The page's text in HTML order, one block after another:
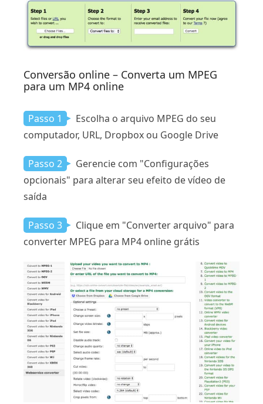
Conversão online – Converta um MPEG
para um MP4 online
Passo 1
Escolha o arquivo MPEG do seu
computador, URL, Dropbox ou Google Drive
Passo 2
Gerencie com "Configurações
opcionais" para alterar seu efeito de vídeo de
saída
Passo 3
Clique em "Converter arquivo" para
converter MPEG para MP4 online grátis